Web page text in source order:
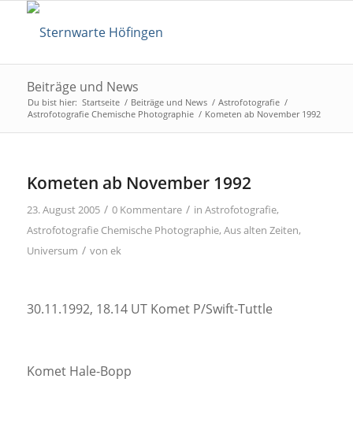
Beiträge und News
Du bist hier: Startseite / Beiträge und News / Astrofotografie /
Astrofotografie Chemische Photographie / Kometen ab November 1992
Kometen ab November 1992
23. August 2005 / 0 Kommentare / in Astrofotografie,
Astrofotografie Chemische Photographie, Aus alten Zeiten,
Universum / von ek
30.11.1992, 18.14 UT Komet P/Swift-Tuttle
Komet Hale-Bopp